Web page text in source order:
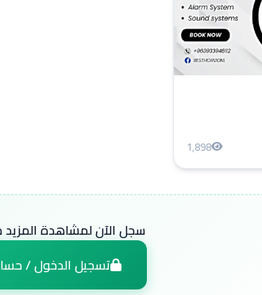
1,898
سجل الآن لمشاهدة المزيد
تسجيل الدخول /